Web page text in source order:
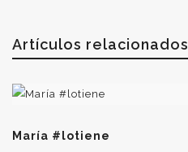
Artículos relacionados
María #lotiene